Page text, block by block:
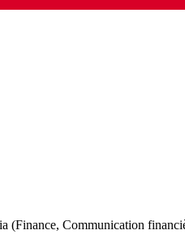
(Finance, Communication